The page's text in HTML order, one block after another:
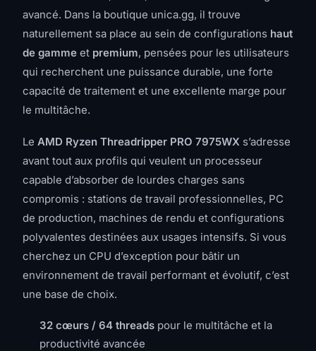
avancé. Dans la boutique unica.gg, il trouve
naturellement sa place au sein de configurations haut
de gamme et premium, pensées pour les utilisateurs
qui recherchent une puissance durable, une forte
capacité de traitement et une excellente marge pour
le multitâche.
Le AMD Ryzen Threadripper PRO 7975WX s’adresse
avant tout aux profils qui veulent un processeur
capable d’absorber de lourdes charges sans
compromis : stations de travail professionnelles, PC
de production, machines de rendu et configurations
polyvalentes destinées aux usages intensifs. Si vous
cherchez un CPU d’exception pour bâtir un
environnement de travail performant et évolutif, c’est
une base de choix.
32 cœurs / 64 threads pour le multitâche et la
productivité avancée